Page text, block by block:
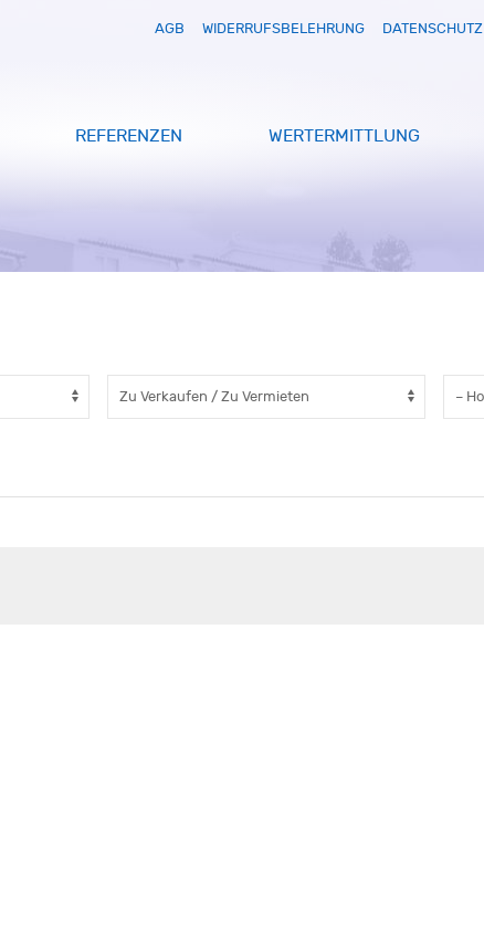
AGB WIDERRUFSBELEHRUNG DATENSCHUTZ
REFERENZEN WERTERMITTLUNG